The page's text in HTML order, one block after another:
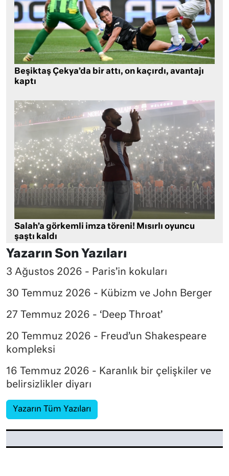
Beşiktaş Çekya’da bir attı, on kaçırdı, avantajı
kaptı
Salah’a görkemli imza töreni! Mısırlı oyuncu
şaştı kaldı
Yazarın Son Yazıları
3 Ağustos 2026 - Paris’in kokuları
30 Temmuz 2026 - Kübizm ve John Berger
27 Temmuz 2026 - ‘Deep Throat’
20 Temmuz 2026 - Freud’un Shakespeare
kompleksi
16 Temmuz 2026 - Karanlık bir çelişkiler ve
belirsizlikler diyarı
Yazarın Tüm Yazıları